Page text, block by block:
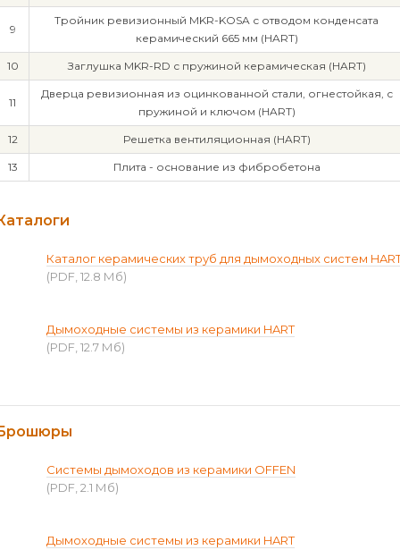
9
Тройник ревизионный MKR-KOSA с отводом конденсата
керамический 665 мм (HART)
10 Заглушка MKR-RD с пружиной керамическая (HART)
11
Дверца ревизионная из оцинкованной стали, огнестойкая, с
пружиной и ключом (HART)
12 Решетка вентиляционная (HART)
13 Плита - основание из фибробетона
Каталог керамических труб для дымоходных систем
(PDF, 12.8 Мб)
Дымоходные системы из керамики HART
(PDF, 12.7 Мб)
Системы дымоходов из керамики OFFEN
(PDF, 2.1 Мб)
Дымоходные системы из керамики HART